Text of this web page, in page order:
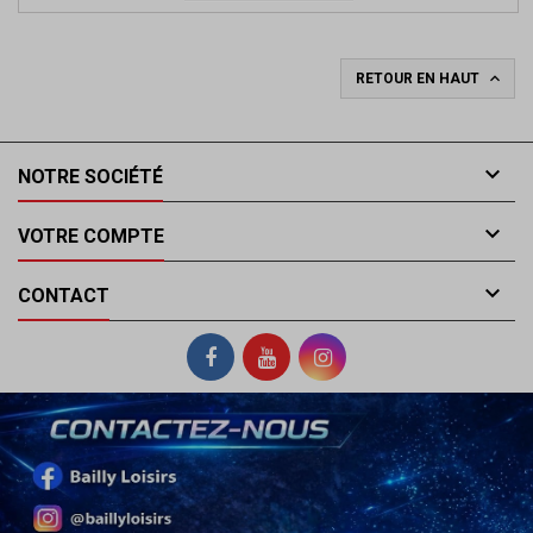
RETOUR EN HAUT 
NOTRE SOCIÉTÉ 
VOTRE COMPTE 
CONTACT 